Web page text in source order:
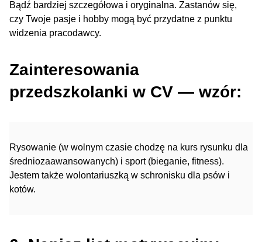
Bądź bardziej szczegółowa i oryginalna. Zastanów się,
czy Twoje pasje i hobby mogą być przydatne z punktu
widzenia pracodawcy.
Zainteresowania
przedszkolanki w CV — wzór:
Rysowanie (w wolnym czasie chodzę na kurs rysunku dla
średniozaawansowanych) i sport (bieganie, fitness).
Jestem także wolontariuszką w schronisku dla psów i
kotów.